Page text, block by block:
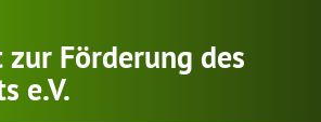
zur Förderung des
e.V.